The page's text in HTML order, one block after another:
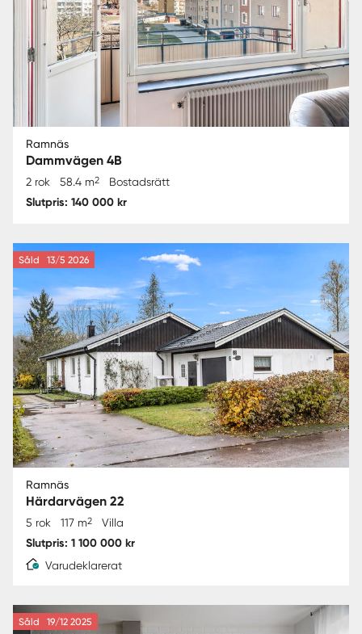
Ramnäs
Dammvägen 4B
2 rok 58.4 m2 Bostadsrätt
Slutpris: 140 000 kr
Såld 13/5 2026
Ramnäs
Härdarvägen 22
5 rok 117 m2 Villa
Slutpris: 1 100 000 kr
Varudeklarerat
Såld 19/12 2025